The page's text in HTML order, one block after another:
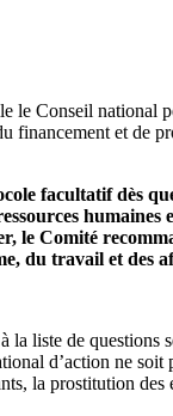
le Conseil national
financement et de
facultatif dès
humaines
le Comité
du travail et des
la liste de questions
d’action ne
la prostitution des